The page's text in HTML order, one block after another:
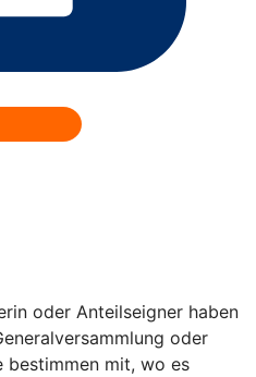
oder Anteilseigner haben
oder
bestimmen mit, wo es